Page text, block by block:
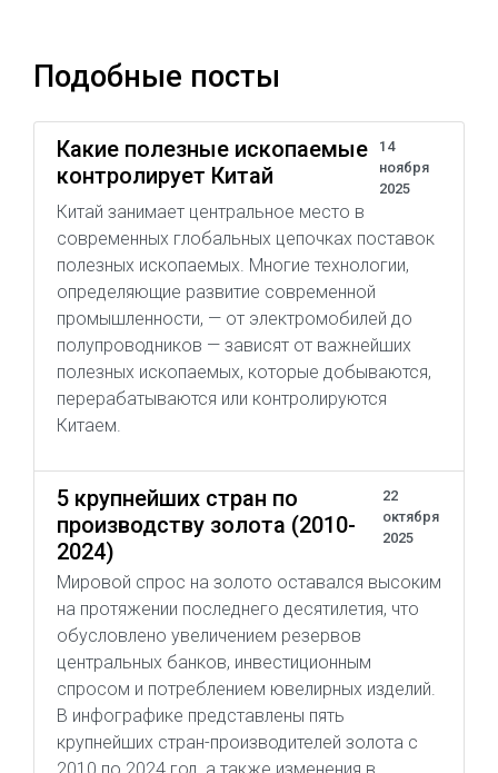
Подобные посты
Какие полезные ископаемые
контролирует Китай
14
ноября
2025
Китай занимает центральное место в
современных глобальных цепочках поставок
полезных ископаемых. Многие технологии,
определяющие развитие современной
промышленности, — от электромобилей до
полупроводников — зависят от важнейших
полезных ископаемых, которые добываются,
перерабатываются или контролируются
Китаем.
5 крупнейших стран по
производству золота (2010-
2024)
22
октября
2025
Мировой спрос на золото оставался высоким
на протяжении последнего десятилетия, что
обусловлено увеличением резервов
центральных банков, инвестиционным
спросом и потреблением ювелирных изделий.
В инфографике представлены пять
крупнейших стран-производителей золота с